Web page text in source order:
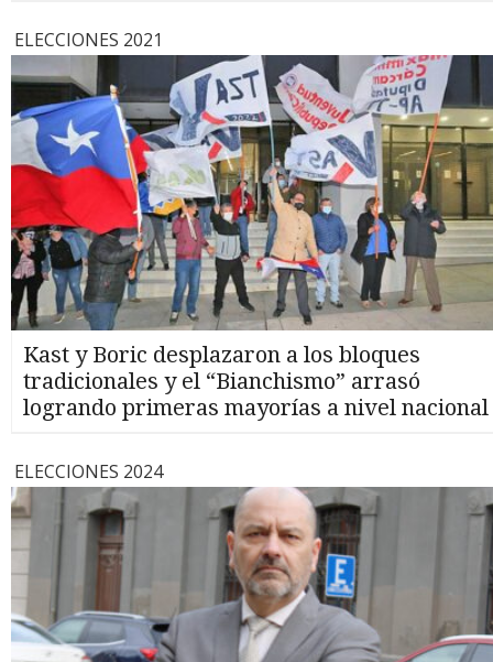
ELECCIONES 2021
Kast y Boric desplazaron a los bloques
tradicionales y el “Bianchismo” arrasó
logrando primeras mayorías a nivel nacional
ELECCIONES 2024